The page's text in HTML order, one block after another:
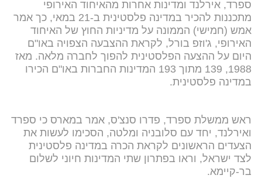
ספרד, אירלנד ומדינות אחרות מהאיחוד האירופי
מתכננות להכיר במדינה פלסטינית ב-21 במאי, כך אמר
אמש (חמישי) הממונה על מדיניות החוץ של האיחוד
האירופי, ג'וזפ בורל, לקראת ההצבעה הצפויה באו"ם
היום על ההצעה הפלסטינית להפוך לחברה מלאה. מאז
1988, 139 מתוך 193 המדינות החברות באו"ם הכירו
במדינה פלסטינית.
ראש ממשלת ספרד, פדרו סנצ'ס, אמר במארס כי ספרד
ואירלנד, יחד עם סלובניה ומלטה, הסכימו לעשות את
הצעדים הראשונים לקראת הכרה במדינה פלסטינית
לצד ישראל, וראו בפתרון שתי המדינות חיוני לשלום
בר-קיימא.